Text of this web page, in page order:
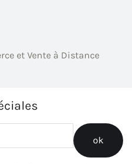
et Vente à Distance